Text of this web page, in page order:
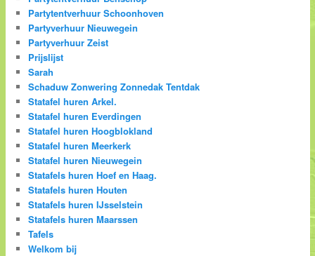
Partytentverhuur Schoonhoven
Partyverhuur Nieuwegein
Partyverhuur Zeist
Prijslijst
Sarah
Schaduw Zonwering Zonnedak Tentdak
Statafel huren Arkel.
Statafel huren Everdingen
Statafel huren Hoogblokland
Statafel huren Meerkerk
Statafel huren Nieuwegein
Statafels huren Hoef en Haag.
Statafels huren Houten
Statafels huren IJsselstein
Statafels huren Maarssen
Tafels
Welkom bij